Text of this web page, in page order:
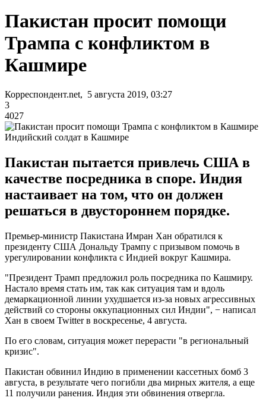
Пакистан просит помощи
Трампа с конфликтом в
Кашмире
Корреспондент.net, 5 августа 2019, 03:27
3
4027
Индийский солдат в Кашмире
Пакистан пытается привлечь США в
качестве посредника в споре. Индия
настаивает на том, что он должен
решаться в двустороннем порядке.
Премьер-министр Пакистана Имран Хан обратился к
президенту США Дональду Трампу с призывом помочь в
урегулировании конфликта с Индией вокруг Кашмира.
"Президент Трамп предложил роль посредника по Кашмиру.
Настало время стать им, так как ситуация там и вдоль
демаркационной линии ухудшается из-за новых агрессивных
действий со стороны оккупационных сил Индии", − написал
Хан в своем Twitter в воскресенье, 4 августа.
По его словам, ситуация может перерасти "в региональный
кризис".
Пакистан обвинил Индию в применении кассетных бомб 3
августа, в результате чего погибли два мирных жителя, а еще
11 получили ранения. Индия эти обвинения отвергла.